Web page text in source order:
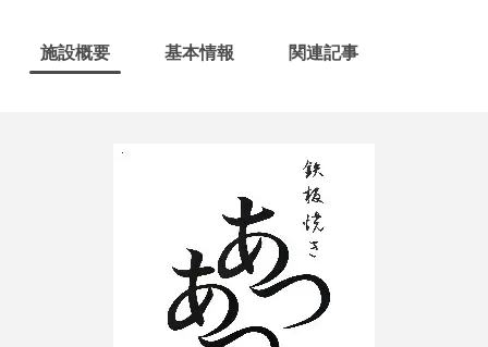
施設概要 基本情報 関連記事